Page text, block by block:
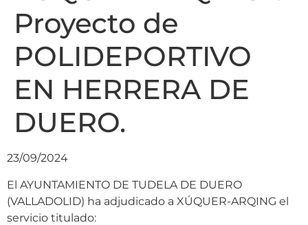
Proyecto de
POLIDEPORTIVO
EN HERRERA DE
DUERO.
23/09/2024
El AYUNTAMIENTO DE TUDELA DE DUERO
(VALLADOLID) ha adjudicado a XÚQUER-ARQING el
servicio titulado: